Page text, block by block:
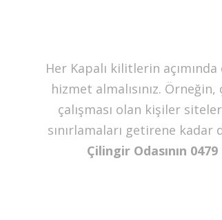
Her Kapalı kilitlerin
hizmet almalısınız.
çalışması olan kişiler
sınırlamaları getirene
Çilingir Odasının